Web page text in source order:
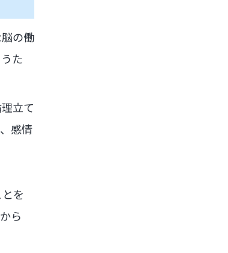
の働
た
立て
感情
を
ら